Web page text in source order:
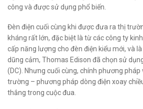
công và được sử dụng phổ biến.
Đèn điện cuối cùng khi được đưa ra thị
kháng rất lớn, đặc biệt là từ các công ty
cấp năng lượng cho đèn điện kiểu mới, và
dũng cảm, Thomas Edison đã chọn sử
(DC). Nhưng cuối cùng, chính phương
trường – phương pháp dòng điện xoay
thắng trong cuộc đua.